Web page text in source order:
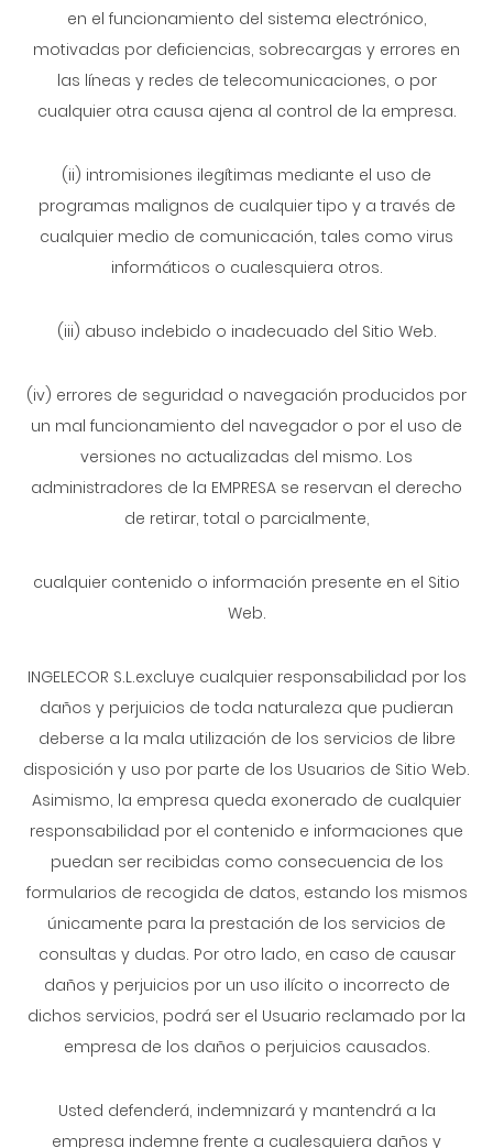
en el funcionamiento del sistema electrónico,
motivadas por deficiencias, sobrecargas y errores en
las líneas y redes de telecomunicaciones, o por
cualquier otra causa ajena al control de la empresa.
(ii) intromisiones ilegítimas mediante el uso de
programas malignos de cualquier tipo y a través de
cualquier medio de comunicación, tales como virus
informáticos o cualesquiera otros.
(iii) abuso indebido o inadecuado del Sitio Web.
(iv) errores de seguridad o navegación producidos por
un mal funcionamiento del navegador o por el uso de
versiones no actualizadas del mismo. Los
administradores de la EMPRESA se reservan el derecho
de retirar, total o parcialmente,
cualquier contenido o información presente en el Sitio
Web.
INGELECOR S.L.excluye cualquier responsabilidad por los
daños y perjuicios de toda naturaleza que pudieran
deberse a la mala utilización de los servicios de libre
disposición y uso por parte de los Usuarios de Sitio Web.
Asimismo, la empresa queda exonerado de cualquier
responsabilidad por el contenido e informaciones que
puedan ser recibidas como consecuencia de los
formularios de recogida de datos, estando los mismos
únicamente para la prestación de los servicios de
consultas y dudas. Por otro lado, en caso de causar
daños y perjuicios por un uso ilícito o incorrecto de
dichos servicios, podrá ser el Usuario reclamado por la
empresa de los daños o perjuicios causados.
Usted defenderá, indemnizará y mantendrá a la
empresa indemne frente a cualesquiera daños y